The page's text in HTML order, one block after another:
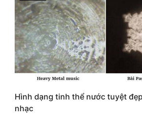
Hình dạng tinh thể nước tuyệt
nhạc